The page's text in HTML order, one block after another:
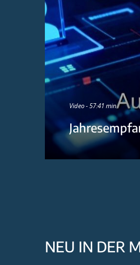
Video - 57:41 min
NEU IN DER